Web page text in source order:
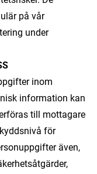
på vår
under
inom
information kan
till mottagare
för
även,